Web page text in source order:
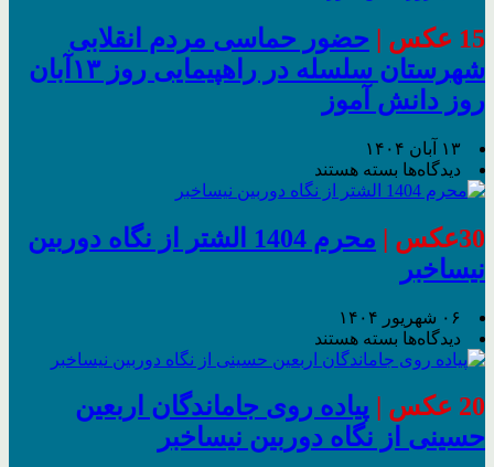
الشتر
15 عکس |
حضور حماسی مردم انقلابی
شهرستان سلسله در راهپیمایی روز ۱۳آبان
روز دانش آموز
۱۳ آبان ۱۴۰۴
دیدگاه‌ها برای
حضور
مردم
انقلابی
در
راهپیمایی
روز
روز
دانش
آموز
بسته هستند
30عکس |
محرم 1404 الشتر از نگاه دوربین
نیساخبر
۰۶ شهریور ۱۴۰۴
دیدگاه‌ها برای
محرم
الشتر
از
نگاه
بسته هستند
20 عکس |
پیاده روی جاماندگان اربعین
حسینی از نگاه دوربین نیساخبر